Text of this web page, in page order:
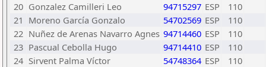
20 Gonzalez Camilleri Leo 94715297 ESP
110
21 Moreno García Gonzalo 54702569 ESP
110
22 Nuñez de Arenas Navarro Agnes 94714460 ESP
110
23 Pascual Cebolla Hugo 94714410 ESP
110
24 Sirvent Palma Víctor 54748364 ESP
110